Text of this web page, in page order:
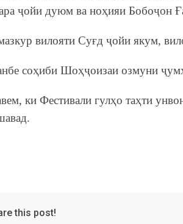
ҷойи дуюм ва ноҳияи Бобоҷон
вилояти Суғд ҷойи якум,
соҳиби Шоҳҷоизаи озмуни
ки Фестивали гулҳо таҳти
this post!